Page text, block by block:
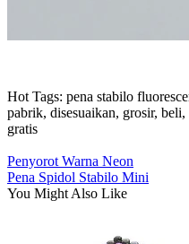
Hot Tags: pena stabilo
pabrik, disesuaikan, grosir,
gratis
Penyorot Warna Neon
Pena Spidol Stabilo Mini
You Might Also Like